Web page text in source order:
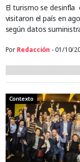
El turismo se desinfla
visitaron el país en
según datos
Por Redacción - 01/10/
Contexto